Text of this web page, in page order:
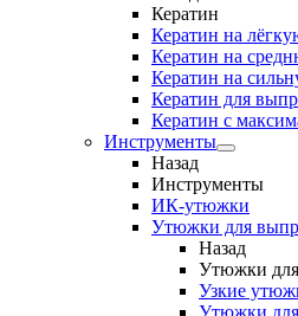
Кератин
Кератин на
Кератин на
Кератин на
Кератин для
Кератин с
Инструменты
Назад
Инструменты
ИК-утюжки
Утюжки для
Назад
Утюжки
Узкие
Утюжки